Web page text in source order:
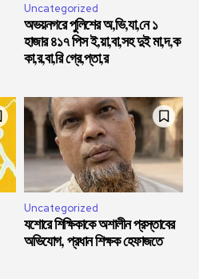
Uncategorized
অভয়নগরে পুলিশের অ,ভি,যা,নে ১
হাজার ৪১৭ পিস ই,য়া,বা,সহ দুই মা,দ,ক
কা,র,বা,রি গ্রে,প্তা,র
Uncategorized
যশোরে শিক্ষিকাকে অশালীন প্রস্তাবের
অভিযোগ, প্রধান শিক্ষক হেফাজতে